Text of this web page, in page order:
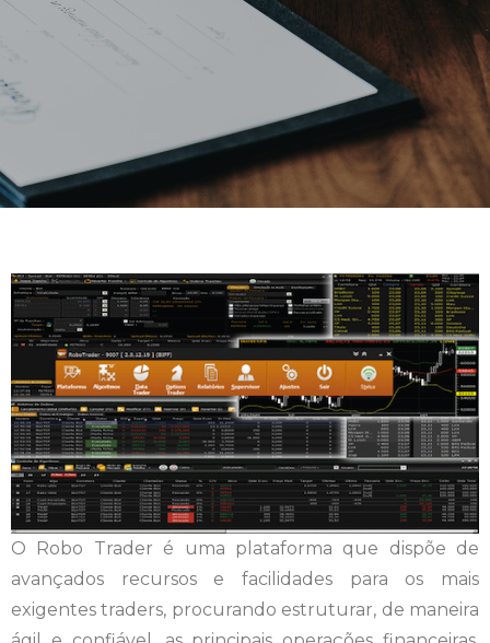
O Robo Trader é uma plataforma que dispõe de
avançados recursos e facilidades para os mais
exigentes traders, procurando estruturar, de maneira